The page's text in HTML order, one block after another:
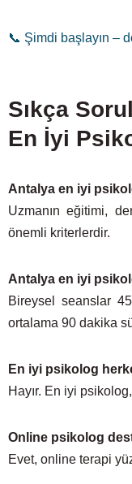
📞 Şimdi başlayın –
Sıkça
En İyi
Antalya en iyi
Uzmanın eğitimi,
önemli kriterlerdir.
Antalya en iyi
Bireysel seanslar
ortalama 90 dakika
En iyi psikolog
Hayır. En iyi
Online psikolog
Evet, online terapi